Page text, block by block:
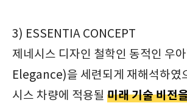
3) ESSENTIA CONCEPT
제네시스 디자인 철학인 동적인 우
Elegance)을 세련되게 재해석하였
시스 차량에 적용될 미래 기술 비전